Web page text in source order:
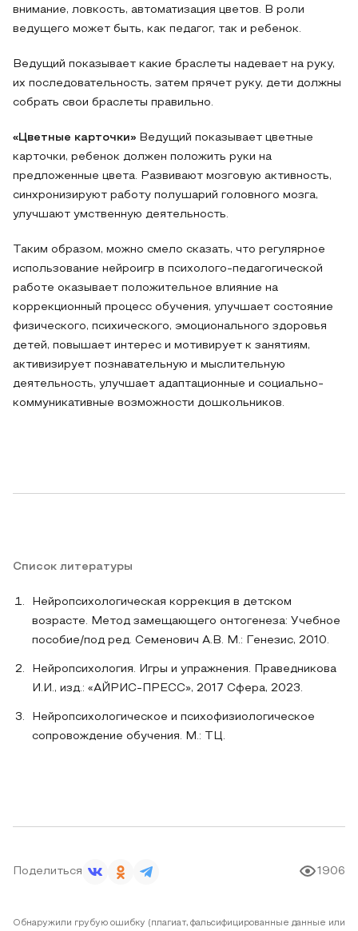
внимание, ловкость, автоматизация цветов. В роли
ведущего может быть, как педагог, так и ребенок.
Ведущий показывает какие браслеты надевает на руку,
их последовательность, затем прячет руку, дети должны
собрать свои браслеты правильно.
«Цветные карточки» Ведущий показывает цветные
карточки, ребенок должен положить руки на
предложенные цвета. Развивают мозговую активность,
синхронизируют работу полушарий головного мозга,
улучшают умственную деятельность.
Таким образом, можно смело сказать, что регулярное
использование нейроигр в психолого-педагогической
работе оказывает положительное влияние на
коррекционный процесс обучения, улучшает состояние
физического, психического, эмоционального здоровья
детей, повышает интерес и мотивирует к занятиям,
активизирует познавательную и мыслительную
деятельность, улучшает адаптационные и социально-
коммуникативные возможности дошкольников.
Список литературы
Нейропсихологическая коррекция в детском
возрасте. Метод замещающего онтогенеза: Учебное
пособие/под ред. Семенович А.В. М.: Генезис, 2010.
Нейропсихология. Игры и упражнения. Праведникова
И.И., изд.: «АЙРИС-ПРЕСС», 2017 Сфера, 2023.
Нейропсихологическое и психофизиологическое
сопровождение обучения. М.: ТЦ.
Поделиться 1906
Обнаружили грубую ошибку (плагиат, фальсифицированные данные или